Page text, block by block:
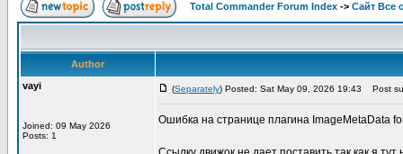
Total Commander Forum Index -> Сайт Все
Author
vayi
Joined: 09 May 2026
Posts: 1
(Separately) Posted: Sat May 09, 2026 19:43 Post
Ошибка на странице плагина ImageMetaData